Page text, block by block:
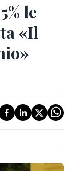
le
«Il